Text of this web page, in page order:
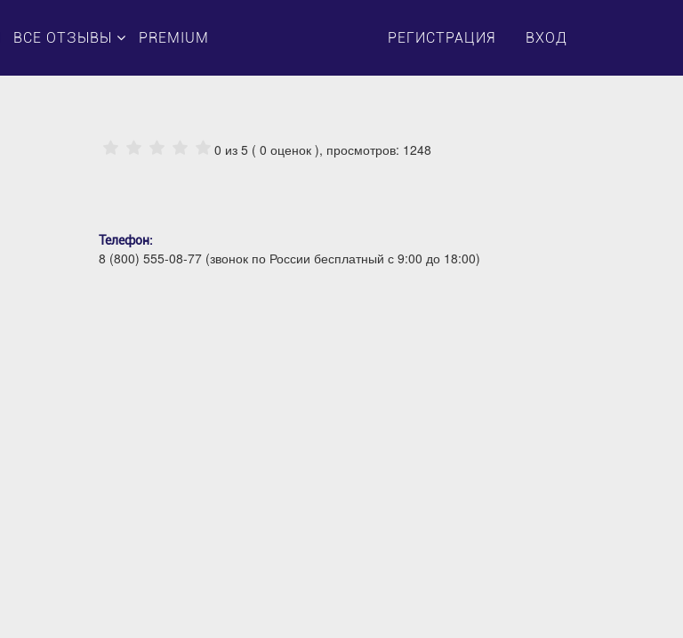
ВСЕ ОТЗЫВЫ PREMIUM РЕГИСТРАЦИЯ ВХОД
0 из 5 ( 0 оценок ), просмотров: 1248
Телефон:
8 (800) 555-08-77 (звонок по России бесплатный с 9:00 до 18:00)